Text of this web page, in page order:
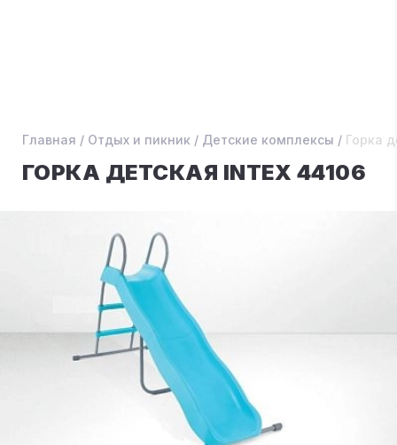
Главная / Отдых и пикник / Детские комплексы / Горка
ГОРКА ДЕТСКАЯ INTEX 44106